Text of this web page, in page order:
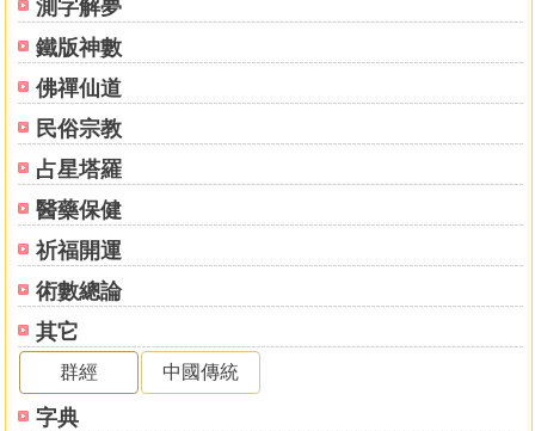
測字解夢
鐵版神數
佛禪仙道
民俗宗教
占星塔羅
醫藥保健
祈福開運
術數總論
其它
群經 中國傳統
字典